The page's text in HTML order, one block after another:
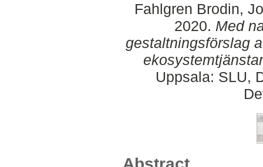
Fahlgren Brodin,
2020. Med
gestaltningsförslag
Uppsala: SLU,